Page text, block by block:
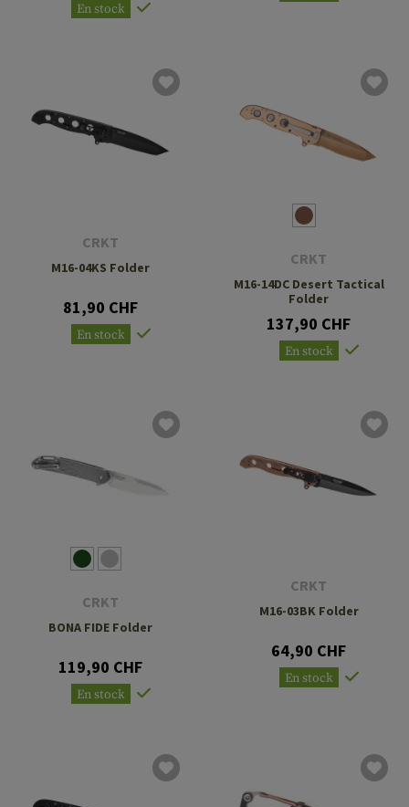
En stock
CRKT
M16-04KS Folder
81,90 CHF
En stock
CRKT
M16-14DC Desert Tactical
Folder
137,90 CHF
En stock
CRKT
BONA FIDE Folder
119,90 CHF
En stock
CRKT
M16-03BK Folder
64,90 CHF
En stock